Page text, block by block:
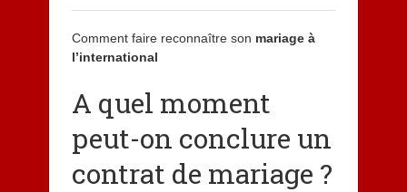
Comment faire reconnaître son mariage à
l’international
A quel moment
peut-on conclure un
contrat de mariage ?